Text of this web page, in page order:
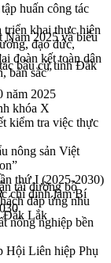
huấn công tác
2025 và biểu
bầu cử tỉnh Đắk
năm 2025
khóa X
kiểm tra việc thực
nông sản Việt
thứ I (2025-2030)
chỉ định làm Bí
nông nghiệp bền
Hội Liên hiệp Phụ
triển khai thực hiện
đạo đức,
đoàn kết toàn dân
bản sắc”
tải đường bộ
đáp ứng nhu
Đắk Lắk